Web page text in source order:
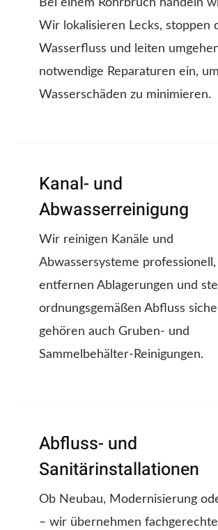
Bei einem Rohrbruch handeln
Wir lokalisieren Lecks, stoppen
Wasserfluss und leiten
notwendige Reparaturen ein, um
Wasserschäden zu minimieren.
Kanal- und
Abwasserreinigung
Wir reinigen Kanäle und
Abwassersysteme professionell,
entfernen Ablagerungen und
ordnungsgemäßen Abfluss
gehören auch Gruben- und
Sammelbehälter-Reinigungen.
Abfluss- und
Sanitärinstallationen
Ob Neubau, Modernisierung
– wir übernehmen fachgerechte